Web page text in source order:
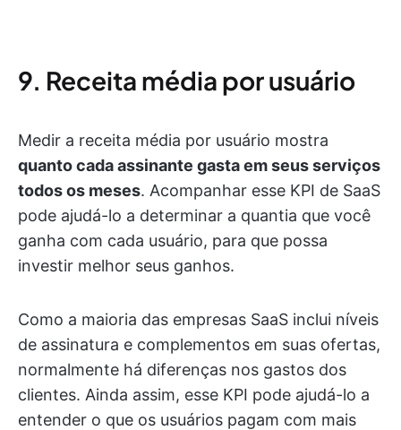
9. Receita média por usuário
Medir a receita média por usuário mostra
quanto cada assinante gasta em seus serviços
todos os meses. Acompanhar esse KPI de SaaS
pode ajudá-lo a determinar a quantia que você
ganha com cada usuário, para que possa
investir melhor seus ganhos.
Como a maioria das empresas SaaS inclui níveis
de assinatura e complementos em suas ofertas,
normalmente há diferenças nos gastos dos
clientes. Ainda assim, esse KPI pode ajudá-lo a
entender o que os usuários pagam com mais